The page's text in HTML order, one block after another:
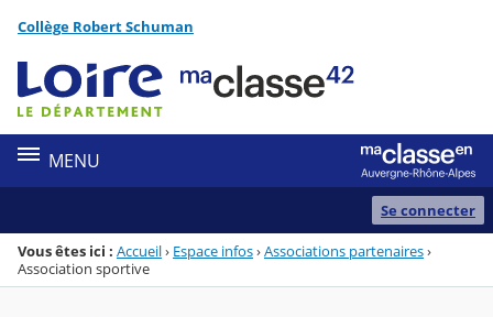
Menu de la rubrique
Contenu
Collège Robert Schuman
MENU
Se connecter
Vous êtes ici : Accueil› Espace infos›Associations partenaires›
Association sportive